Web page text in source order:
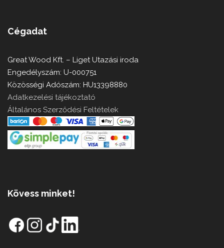
Cégadat
Great Wood Kft. – Liget Utazási iroda
Engedélyszám: U-000751
Közösségi Adószám: HU13398880
Adatkezelési tájékoztató
Általános Szerződési Feltételek
Kövess minket!